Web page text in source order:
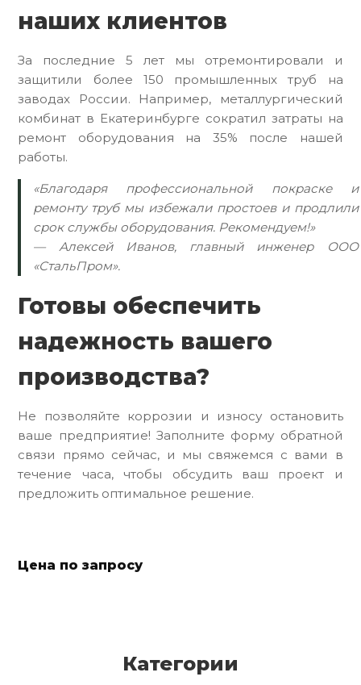
наших клиентов
За последние 5 лет мы отремонтировали и
защитили более 150 промышленных труб на
заводах России. Например, металлургический
комбинат в Екатеринбурге сократил затраты на
ремонт оборудования на 35% после нашей
работы.
«Благодаря профессиональной покраске и
ремонту труб мы избежали простоев и продлили
срок службы оборудования. Рекомендуем!»
— Алексей Иванов, главный инженер ООО
«СтальПром».
Готовы обеспечить
надежность вашего
производства?
Не позволяйте коррозии и износу остановить
ваше предприятие! Заполните форму обратной
связи прямо сейчас, и мы свяжемся с вами в
течение часа, чтобы обсудить ваш проект и
предложить оптимальное решение.
Цена по запросу
Категории